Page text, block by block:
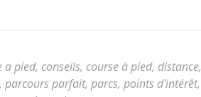
a pied, conseils, course à pied, distance,
, parcours parfait, parcs, points d'intérêt,